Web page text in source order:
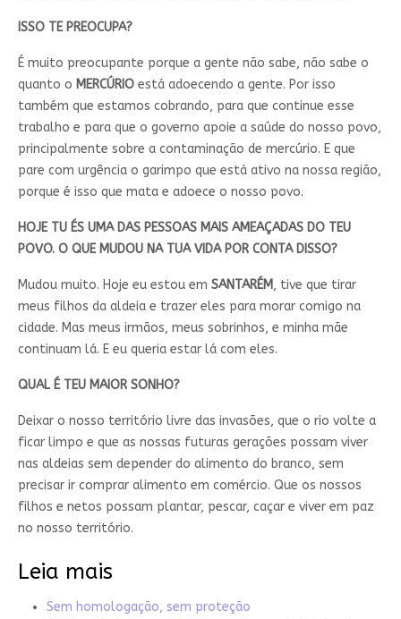
ISSO TE PREOCUPA?
É muito preocupante porque a gente não sabe, não sabe o
quanto o MERCÚRIOestá adoecendo a gente. Por isso
também que estamos cobrando, para que continue esse
trabalho e para que o governo apoie a saúde do nosso povo,
principalmente sobre a contaminação de mercúrio. E que
pare com urgência o garimpo que está ativo na nossa região,
porque é isso que mata e adoece o nosso povo.
HOJE TU ÉS UMA DAS PESSOAS MAIS AMEAÇADAS DO TEU
POVO. O QUE MUDOU NA TUA VIDA POR CONTA DISSO?
Mudou muito. Hoje eu estou em SANTARÉM, tive que tirar
meus filhos da aldeia e trazer eles para morar comigo na
cidade. Mas meus irmãos, meus sobrinhos, e minha mãe
continuam lá. E eu queria estar lá com eles.
QUAL É TEU MAIOR SONHO?
Deixar o nosso território livre das invasões, que o rio volte a
ficar limpo e que as nossas futuras gerações possam viver
nas aldeias sem depender do alimento do branco, sem
precisar ir comprar alimento em comércio. Que os nossos
filhos e netos possam plantar, pescar, caçar e viver em paz
no nosso território.
Leia mais
Sem homologação, sem proteção